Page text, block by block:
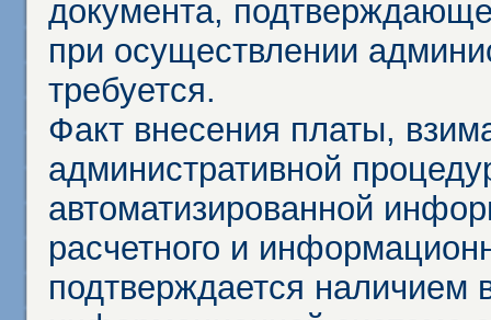
документа,
при осуществлении
требуется.
Факт внесения платы,
административной
автоматизированной
расчетного и
подтверждается наличием